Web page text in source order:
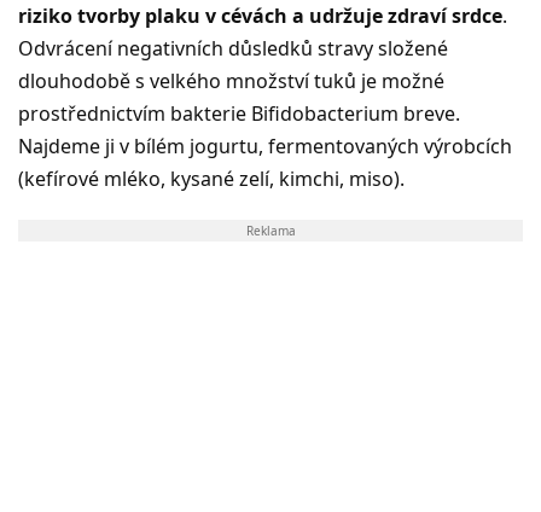
riziko tvorby plaku v cévách a udržuje zdraví srdce.
Odvrácení negativních důsledků stravy složené
dlouhodobě s velkého množství tuků je možné
prostřednictvím bakterie Bifidobacterium breve.
Najdeme ji v bílém jogurtu, fermentovaných výrobcích
(kefírové mléko, kysané zelí, kimchi, miso).
Reklama